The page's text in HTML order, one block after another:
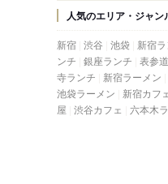
人気のエリア・ジャン
新宿 渋谷 池袋 新宿
ンチ 銀座ランチ 表参
寺ランチ
新宿ラーメン
池袋ラーメン
新宿カフ
屋 渋谷カフェ 六本木